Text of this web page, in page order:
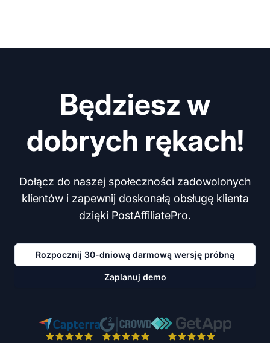
Będziesz w
dobrych rękach!
Dołącz do naszej społeczności zadowolonych
klientów i zapewnij doskonałą obsługę klienta
dzięki PostAffiliatePro.
Rozpocznij 30-dniową darmową wersję próbną
Zaplanuj demo